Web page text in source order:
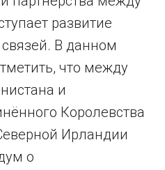
развитие
В данном
что между
и
Королевства
Ирландии
о